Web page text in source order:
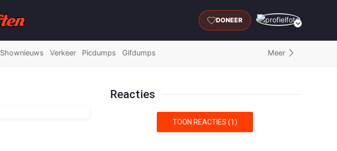
DONEER
Shownieuws Verkeer Picdumps Gifdumps Meer
Reacties
TOON REACTIES (1)